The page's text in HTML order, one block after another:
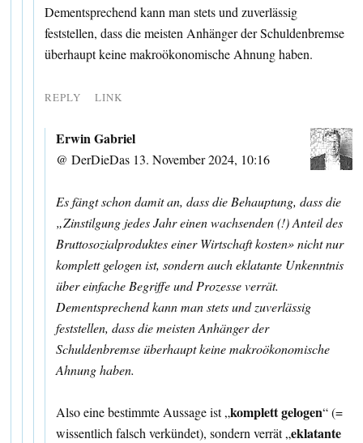
Dementsprechend kann man stets und zuverlässig
feststellen, dass die meisten Anhänger der Schuldenbremse
überhaupt keine makroökonomische Ahnung haben.
REPLY LINK
Erwin Gabriel
@ DerDieDas 13. November 2024, 10:16
Es fängt schon damit an, dass die Behauptung, dass die
„Zinstilgung jedes Jahr einen wachsenden (!) Anteil des
Bruttosozialproduktes einer Wirtschaft kosten» nicht nur
komplett gelogen ist, sondern auch eklatante Unkenntnis
über einfache Begriffe und Prozesse verrät.
Dementsprechend kann man stets und zuverlässig
feststellen, dass die meisten Anhänger der
Schuldenbremse überhaupt keine makroökonomische
Ahnung haben.
Also eine bestimmte Aussage ist „komplett gelogen“ (=
wissentlich falsch verkündet), sondern verrät „eklatante